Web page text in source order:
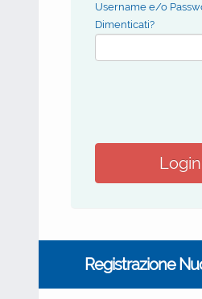
Username e/o
Dimenticati?
Registrazione